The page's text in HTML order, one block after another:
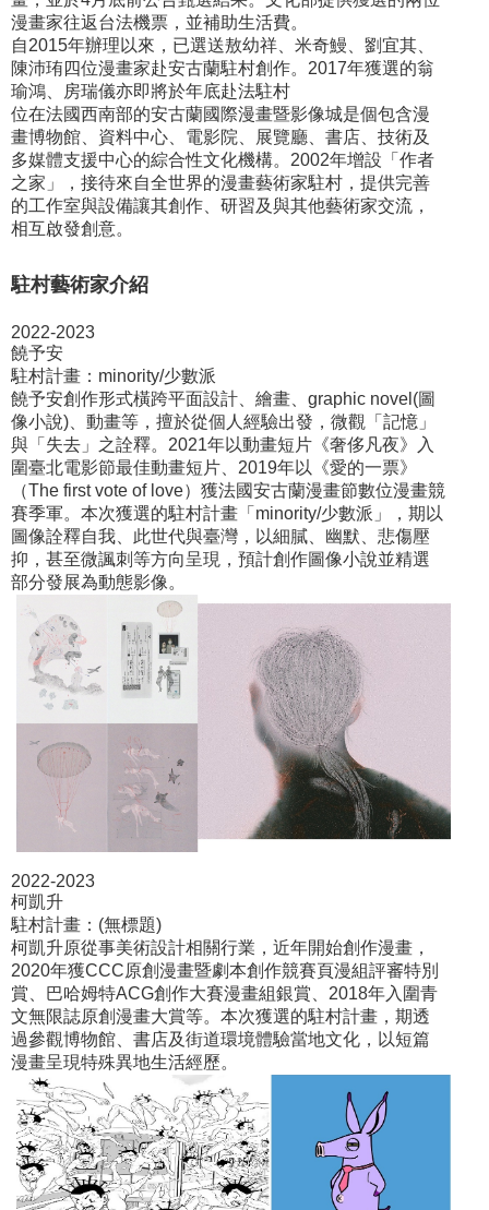
漫畫家往返台法機票，並補助生活費。
自2015年辦理以來，已選送敖幼祥、米奇鰻、劉宜其、
陳沛珛四位漫畫家赴安古蘭駐村創作。2017年獲選的翁
瑜鴻、房瑞儀亦即將於年底赴法駐村
位在法國西南部的安古蘭國際漫畫暨影像城是個包含漫
畫博物館、資料中心、電影院、展覽廳、書店、技術及
多媒體支援中心的綜合性文化機構。2002年增設「作者
之家」，接待來自全世界的漫畫藝術家駐村，提供完善
的工作室與設備讓其創作、研習及與其他藝術家交流，
相互啟發創意。
駐村藝術家介紹
2022-2023
饒予安
駐村計畫：minority/少數派
饒予安創作形式橫跨平面設計、繪畫、graphic novel(圖
像小說)、動畫等，擅於從個人經驗出發，微觀「記憶」
與「失去」之詮釋。2021年以動畫短片《奢侈凡夜》入
圍臺北電影節最佳動畫短片、2019年以《愛的一票》
（The first vote of love）獲法國安古蘭漫畫節數位漫畫競
賽季軍。本次獲選的駐村計畫「minority/少數派」，期以
圖像詮釋自我、此世代與臺灣，以細膩、幽默、悲傷壓
抑，甚至微諷刺等方向呈現，預計創作圖像小說並精選
部分發展為動態影像。
2022-2023
柯凱升
駐村計畫：(無標題)
柯凱升原從事美術設計相關行業，近年開始創作漫畫，
2020年獲CCC原創漫畫暨劇本創作競賽頁漫組評審特別
賞、巴哈姆特ACG創作大賽漫畫組銀賞、2018年入圍青
文無限誌原創漫畫大賞等。本次獲選的駐村計畫，期透
過參觀博物館、書店及街道環境體驗當地文化，以短篇
漫畫呈現特殊異地生活經歷。